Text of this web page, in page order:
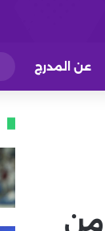
عن المدرج
من